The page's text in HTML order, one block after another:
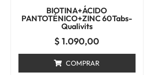
BIOTINA+ÁCIDO
PANTOTÉNICO+ZINC 60Tabs-
Qualivits
$ 1.090,00
COMPRAR